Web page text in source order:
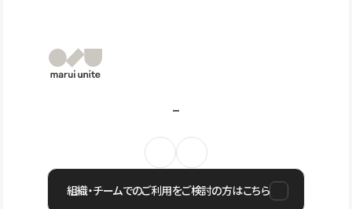
組織・チームでのご利用をご検討の方はこちら